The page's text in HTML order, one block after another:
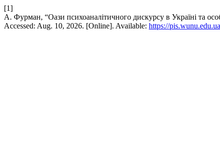
[1]
А. Фурман, “Оази психоаналітичного дискурсу в Україні та
Accessed: Aug. 10, 2026. [Online]. Available: https://